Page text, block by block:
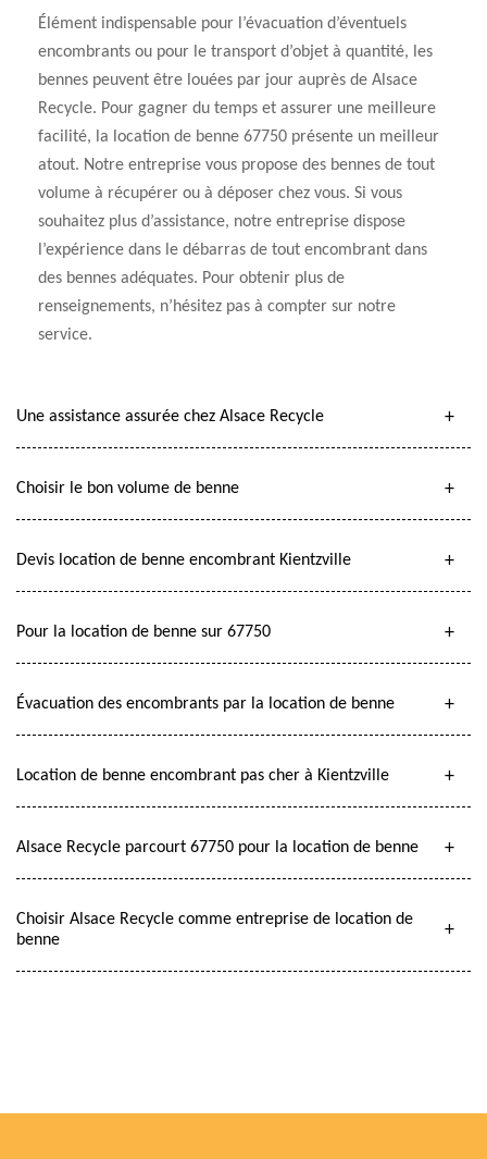
Élément indispensable pour l’évacuation d’éventuels
encombrants ou pour le transport d’objet à quantité, les
bennes peuvent être louées par jour auprès de Alsace
Recycle. Pour gagner du temps et assurer une meilleure
facilité, la location de benne 67750 présente un meilleur
atout. Notre entreprise vous propose des bennes de tout
volume à récupérer ou à déposer chez vous. Si vous
souhaitez plus d’assistance, notre entreprise dispose
l’expérience dans le débarras de tout encombrant dans
des bennes adéquates. Pour obtenir plus de
renseignements, n’hésitez pas à compter sur notre
service.
Une assistance assurée chez Alsace Recycle
Choisir le bon volume de benne
Devis location de benne encombrant Kientzville
Pour la location de benne sur 67750
Évacuation des encombrants par la location de benne
Location de benne encombrant pas cher à Kientzville
Alsace Recycle parcourt 67750 pour la location de benne
Choisir Alsace Recycle comme entreprise de location de
benne